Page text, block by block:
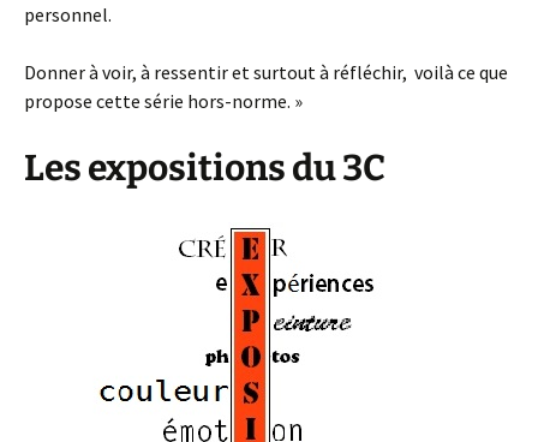
personnel.
Donner à voir, à ressentir et surtout à réfléchir, voilà ce que
propose cette série hors-norme. »
Les expositions du 3C